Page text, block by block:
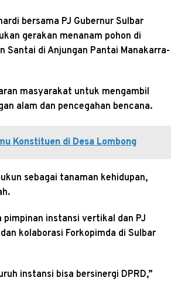
bersama PJ Gubernur Sulbar
gerakan menanam pohon di
Santai di Anjungan Pantai Manakarra-
masyarakat untuk mengambil
alam dan pencegahan bencana.
Konstituen di Desa Lombong
sebagai tanaman kehidupan,
instansi vertikal dan PJ
kolaborasi Forkopimda di Sulbar
instansi bisa bersinergi DPRD,”